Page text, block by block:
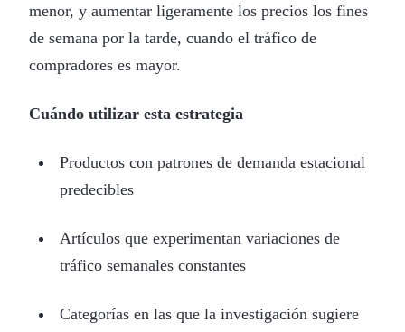
menor, y aumentar ligeramente los precios los fines
de semana por la tarde, cuando el tráfico de
compradores es mayor.
Cuándo utilizar esta estrategia
Productos con patrones de demanda estacional
predecibles
Artículos que experimentan variaciones de
tráfico semanales constantes
Categorías en las que la investigación sugiere